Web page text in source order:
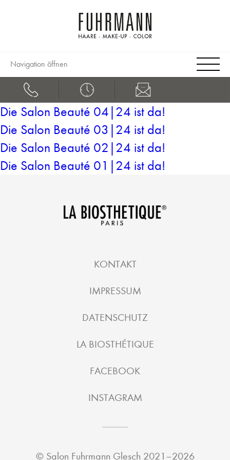
Navigation öffnen
Die Salon Beauté 04|24 ist da!
Die Salon Beauté 03|24 ist da!
Die Salon Beauté 02|24 ist da!
Die Salon Beauté 01|24 ist da!
KONTAKT
IMPRESSUM
DATENSCHUTZ
LA BIOSTHÉTIQUE
FACEBOOK
INSTAGRAM
© Salon Fuhrmann Glesch 2021–2026